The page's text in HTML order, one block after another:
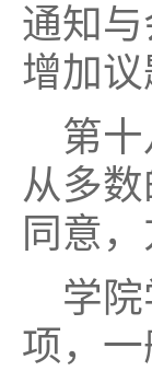
通知
增加
第
从多
同意
学
项，